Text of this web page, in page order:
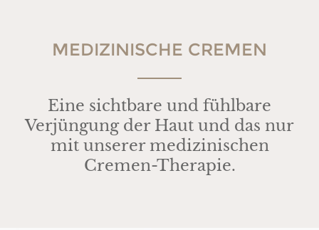
MEDIZINISCHE CREMEN
Eine sichtbare und fühlbare
Verjüngung der Haut und das nur
mit unserer medizinischen
Cremen-Therapie.